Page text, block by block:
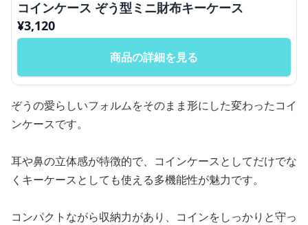
コインケース ぞう型ミニ財布キーケース
¥3,120
商品の詳細を見る
ぞうの愛らしいフォルムをそのまま形にした変わったコイ
ンケースです。
耳や鼻の立体感が特徴的で、コインケースとしてだけでな
くキーケースとしても使える多機能性が魅力です。
コンパクトながら収納力があり、コインをしっかりと守っ